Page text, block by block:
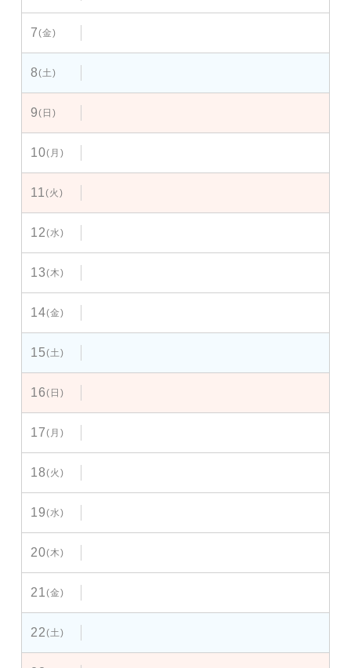
7(金)
8(土)
9(日)
10(月)
11(火)
12(水)
13(木)
14(金)
15(土)
16(日)
17(月)
18(火)
19(水)
20(木)
21(金)
22(土)